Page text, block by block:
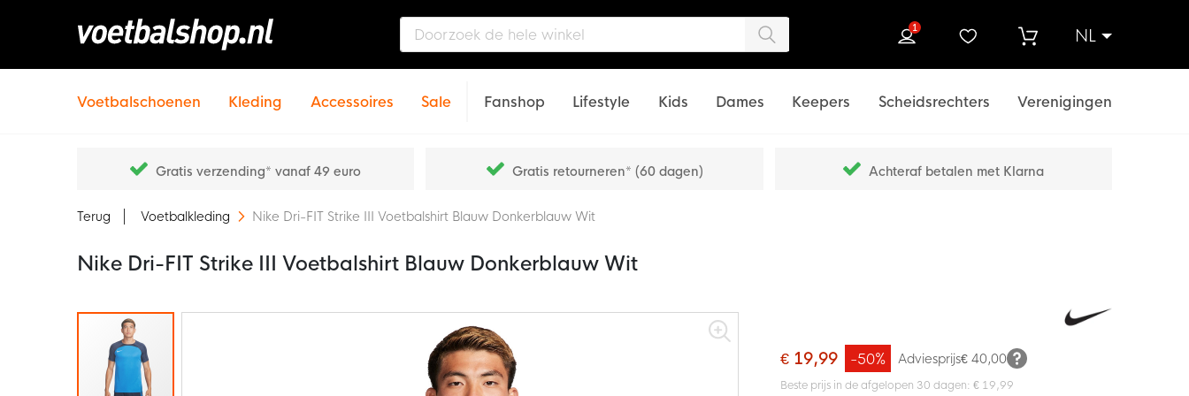
NL
1
Voetbalschoenen Kleding Accessoires Sale Fanshop Lifestyle Kids Dames Keepers Scheidsrechters Verenigingen
Gratis verzending* vanaf 49 euro Gratis retourneren* (60 dagen) Achteraf betalen met Klarna
Terug Voetbalkleding Nike Dri-FIT Strike III Voetbalshirt Blauw Donkerblauw Wit
Nike Dri-FIT Strike III Voetbalshirt Blauw Donkerblauw Wit
Ga
€ 19,99 Adviesprijs€ 40,00
-50%
Beste prijs in de afgelopen 30 dagen: € 19,99